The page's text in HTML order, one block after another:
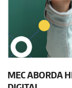
MEC ABORDA